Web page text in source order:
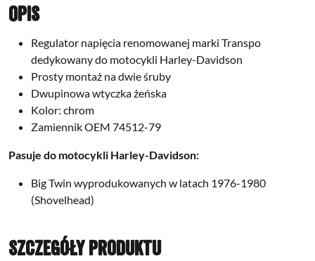
Opis
Regulator napięcia renomowanej marki Transpo
dedykowany do motocykli Harley-Davidson
Prosty montaż na dwie śruby
Dwupinowa wtyczka żeńska
Kolor: chrom
Zamiennik OEM 74512-79
Pasuje do motocykli Harley-Davidson:
Big Twin wyprodukowanych w latach 1976-1980
(Shovelhead)
Szczegóły produktu